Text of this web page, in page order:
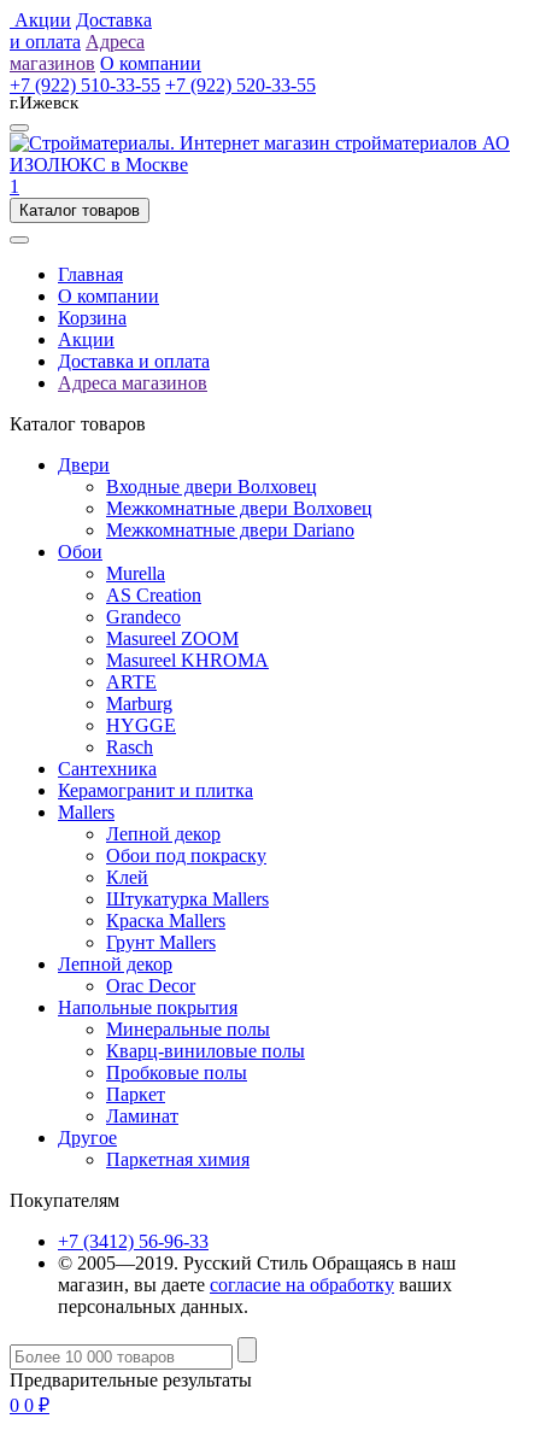
Акции Доставка
и оплата Адреса
магазинов О компании
+7 (922) 510-33-55 +7 (922) 520-33-55
г.Ижевск
1
Каталог товаров
Главная
О компании
Корзина
Акции
Доставка и оплата
Адреса магазинов
Каталог товаров
Двери
Входные двери Волховец
Межкомнатные двери Волховец
Межкомнатные двери Dariano
Обои
Murella
AS Creation
Grandeco
Masureel ZOOM
Masureel KHROMA
ARTE
Marburg
HYGGE
Rasch
Сантехника
Керамогранит и плитка
Mallers
Лепной декор
Обои под покраску
Клей
Штукатурка Mallers
Краска Mallers
Грунт Mallers
Лепной декор
Orac Decor
Напольные покрытия
Минеральные полы
Кварц-виниловые полы
Пробковые полы
Паркет
Ламинат
Другое
Паркетная химия
Покупателям
+7 (3412) 56-96-33
© 2005—2019. Русский Стиль Обращаясь в наш
магазин, вы даете согласие на обработку ваших
персональных данных.
Предварительные результаты
0 0 ₽